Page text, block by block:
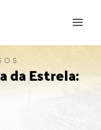
da Estrela: